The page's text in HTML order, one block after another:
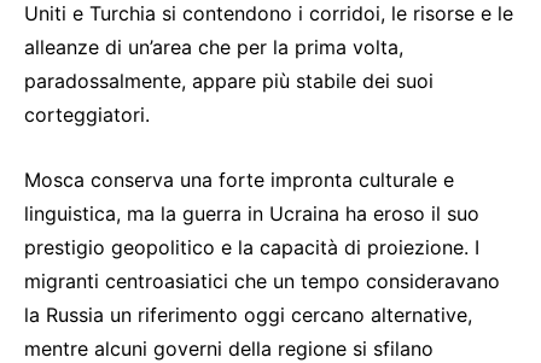
Uniti e Turchia si contendono i corridoi, le risorse e le
alleanze di un’area che per la prima volta,
paradossalmente, appare più stabile dei suoi
corteggiatori.
Mosca conserva una forte impronta culturale e
linguistica, ma la guerra in Ucraina ha eroso il suo
prestigio geopolitico e la capacità di proiezione. I
migranti centroasiatici che un tempo consideravano
la Russia un riferimento oggi cercano alternative,
mentre alcuni governi della regione si sfilano